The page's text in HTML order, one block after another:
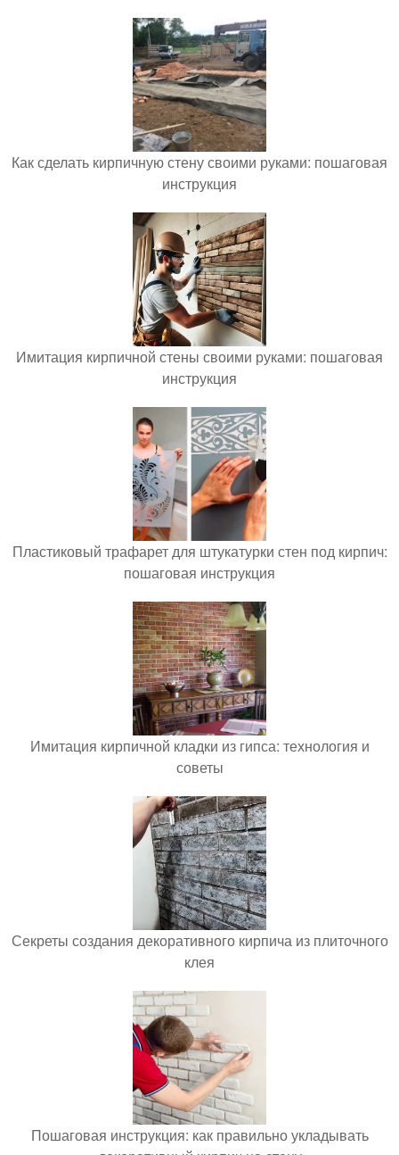
Как сделать кирпичную стену своими руками: пошаговая
инструкция
Имитация кирпичной стены своими руками: пошаговая
инструкция
Пластиковый трафарет для штукатурки стен под кирпич:
пошаговая инструкция
Имитация кирпичной кладки из гипса: технология и
советы
Секреты создания декоративного кирпича из плиточного
клея
Пошаговая инструкция: как правильно укладывать